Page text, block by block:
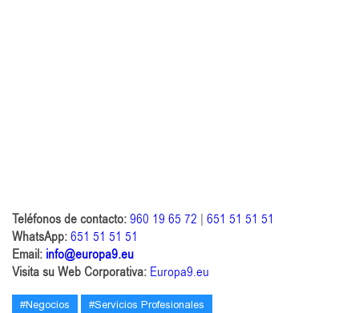
Teléfonos de contacto:960 19 65 72 | 651 51 51 51
WhatsApp:651 51 51 51
Email: info@europa9.eu
Visita su Web Corporativa: Europa9.eu
#Negocios #Servicios Profesionales